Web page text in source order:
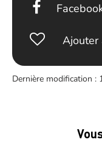
Ajouter
Dernière modification :